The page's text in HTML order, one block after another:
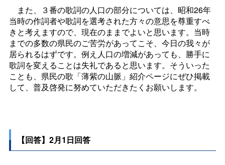
また、３番の歌詞の人口の部分については、昭和26年
当時の作詞者や歌詞を選考された方々の意思を尊重すべ
きと考えますので、現在のままでよいと思います。当時
までの多数の県民のご苦労があってこそ、今日の我々が
居られるはずです。例え人口の増減があっても、勝手に
歌詞を変えることは失礼であると思います。そういった
ことも、県民の歌「薄紫の山脈」紹介ページにぜひ掲載
して、普及啓発に努めていただきたくお願いします。
【回答】2月1日回答